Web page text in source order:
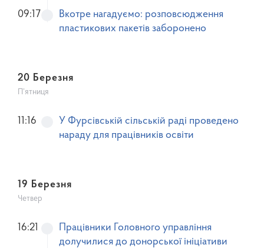
Вкотре нагадуємо: розповсюдження
пластикових пакетів заборонено
09:17
20 Березня
П’ятниця
У Фурсівській сільській раді проведено
нараду для працівників освіти
11:16
19 Березня
Четвер
Працівники Головного управління
долучилися до донорської ініціативи
16:21